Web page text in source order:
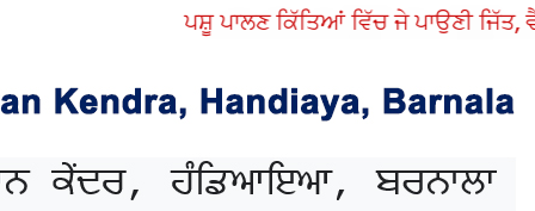
ਪਸ਼ੂ ਪਾਲਣ ਕਿੱਤਿਆਂ ਵਿੱਚ ਜੇ ਪਾਉਣੀ ਜਿੱਤ,